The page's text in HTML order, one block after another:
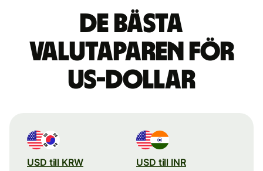
De bästa
valutaparen för
US-dollar
USD till KRW USD till INR